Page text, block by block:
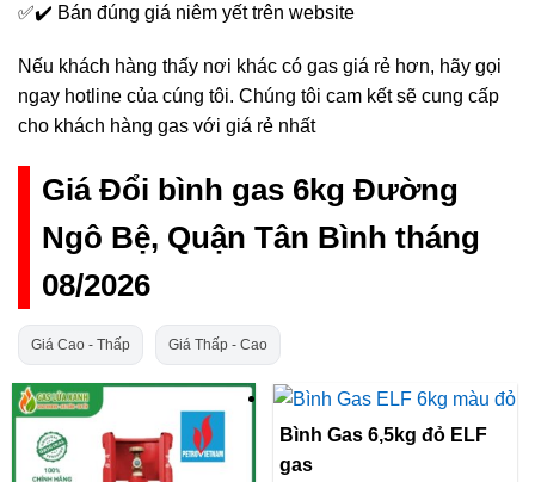
✅✔️ Bán đúng giá niêm yết trên website
Nếu khách hàng thấy nơi khác có gas giá rẻ hơn, hãy gọi
ngay hotline của cúng tôi. Chúng tôi cam kết sẽ cung cấp
cho khách hàng gas với giá rẻ nhất
Giá Đổi bình gas 6kg Đường
Ngô Bệ, Quận Tân Bình tháng
08/2026
Giá Cao - Thấp Giá Thấp - Cao
Bình Gas 6,5kg đỏ ELF
gas